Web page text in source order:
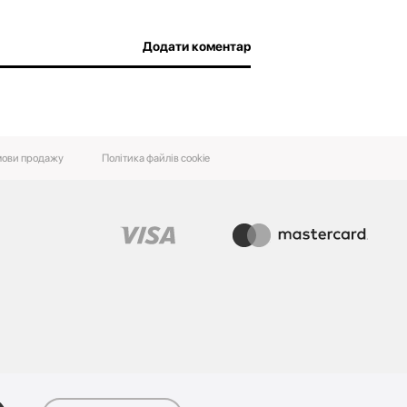
Додати коментар
‌продажу‌ Політика файлів cookie